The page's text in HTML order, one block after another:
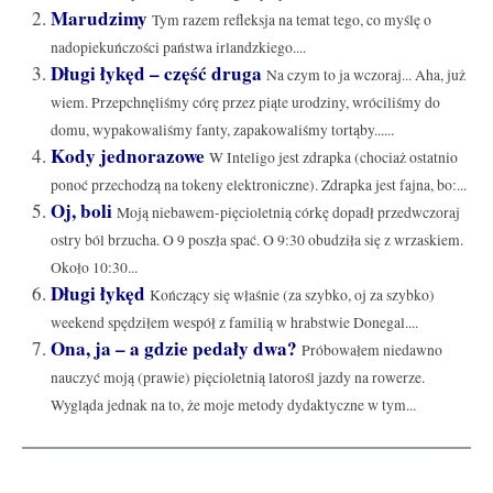
Marudzimy Tym razem refleksja na temat tego, co myślę o
nadopiekuńczości państwa irlandzkiego....
Długi łykęd – część druga Na czym to ja wczoraj... Aha, już
wiem. Przepchnęliśmy córę przez piąte urodziny, wróciliśmy do
domu, wypakowaliśmy fanty, zapakowaliśmy tortąby......
Kody jednorazowe W Inteligo jest zdrapka (chociaż ostatnio
ponoć przechodzą na tokeny elektroniczne). Zdrapka jest fajna, bo:...
Oj, boli Moją niebawem-pięcioletnią córkę dopadł przedwczoraj
ostry ból brzucha. O 9 poszła spać. O 9:30 obudziła się z wrzaskiem.
Około 10:30...
Długi łykęd Kończący się właśnie (za szybko, oj za szybko)
weekend spędziłem wespół z familią w hrabstwie Donegal....
Ona, ja – a gdzie pedały dwa? Próbowałem niedawno
nauczyć moją (prawie) pięcioletnią latorośl jazdy na rowerze.
Wygląda jednak na to, że moje metody dydaktyczne w tym...